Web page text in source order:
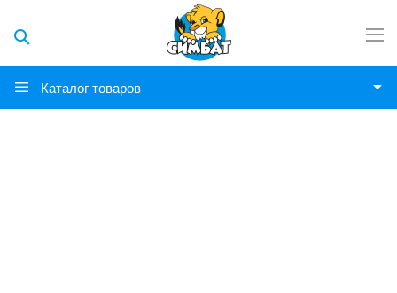
Каталог товаров